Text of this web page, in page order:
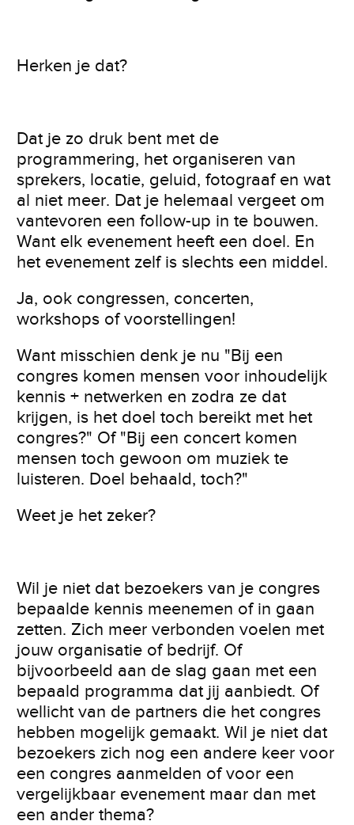
Herken je dat?
Dat je zo druk bent met de
programmering, het organiseren van
sprekers, locatie, geluid, fotograaf en wat
al niet meer. Dat je helemaal vergeet om
vantevoren een follow-up in te bouwen.
Want elk evenement heeft een doel. En
het evenement zelf is slechts een middel.
Ja, ook congressen, concerten,
workshops of voorstellingen!
Want misschien denk je nu "Bij een
congres komen mensen voor inhoudelijk
kennis + netwerken en zodra ze dat
krijgen, is het doel toch bereikt met het
congres?" Of "Bij een concert komen
mensen toch gewoon om muziek te
luisteren. Doel behaald, toch?"
Weet je het zeker?
Wil je niet dat bezoekers van je congres
bepaalde kennis meenemen of in gaan
zetten. Zich meer verbonden voelen met
jouw organisatie of bedrijf. Of
bijvoorbeeld aan de slag gaan met een
bepaald programma dat jij aanbiedt. Of
wellicht van de partners die het congres
hebben mogelijk gemaakt. Wil je niet dat
bezoekers zich nog een andere keer voor
een congres aanmelden of voor een
vergelijkbaar evenement maar dan met
een ander thema?